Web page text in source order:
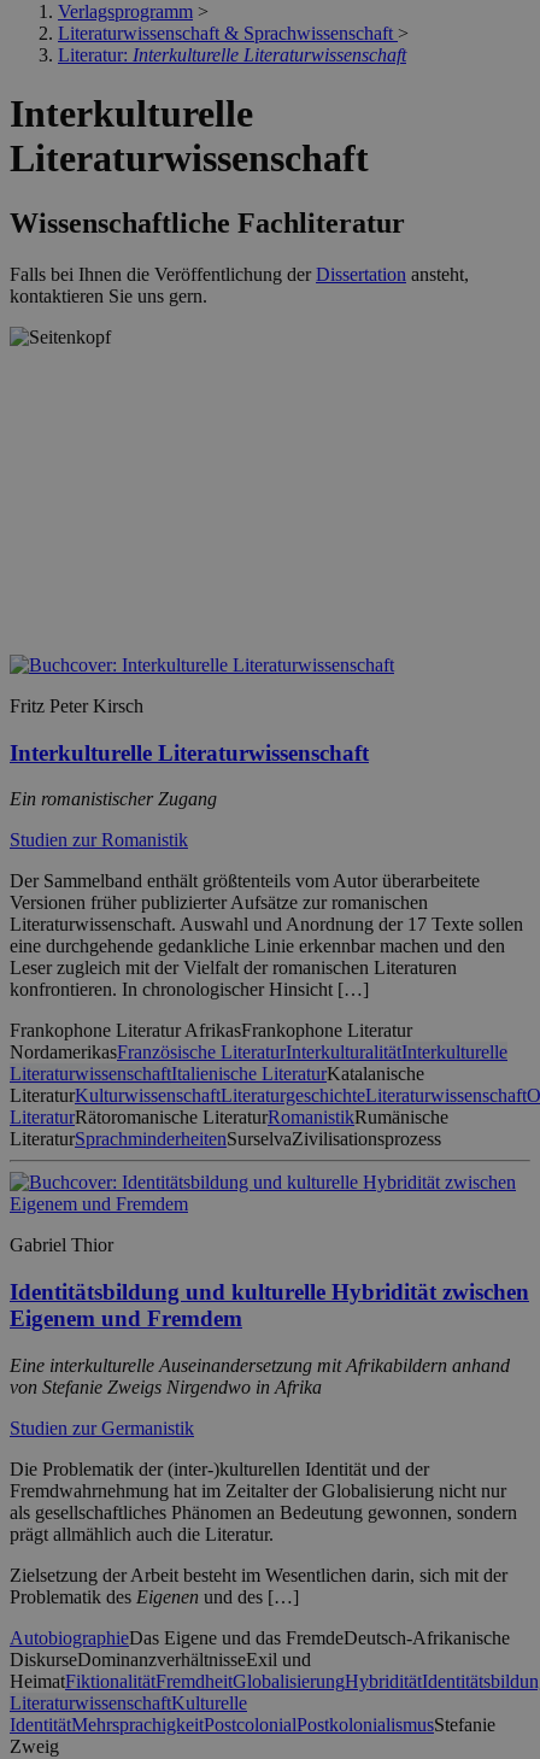
Verlagsprogramm >
Literaturwissenschaft & Sprachwissenschaft >
Literatur: Interkulturelle Literaturwissenschaft
Interkulturelle
Literaturwissenschaft
Wissenschaftliche Fachliteratur
Falls bei Ihnen die Veröffentlichung derDissertation ansteht,
kontaktieren Sie uns gern.
Fritz Peter Kirsch
Interkulturelle Literaturwissenschaft
Ein romanistischer Zugang
Studien zur Romanistik
Der Sammelband enthält größtenteils vom Autor überarbeitete
Versionen früher publizierter Aufsätze zur romanischen
Literaturwissenschaft. Auswahl und Anordnung der 17 Texte sollen
eine durchgehende gedankliche Linie erkennbar machen und den
Leser zugleich mit der Vielfalt der romanischen Literaturen
konfrontieren. In chronologischer Hinsicht […]
Frankophone Literatur AfrikasFrankophone Literatur
NordamerikasFranzösische LiteraturInterkulturalitätInterkulturelle
LiteraturwissenschaftItalienische LiteraturKatalanische
LiteraturKulturwissenschaftLiteraturgeschichteLiteraturwissenschaft
LiteraturRätoromanische LiteraturRomanistikRumänische
LiteraturSprachminderheitenSurselvaZivilisationsprozess
Gabriel Thior
Identitätsbildung und kulturelle Hybridität zwischen
Eigenem und Fremdem
Eine interkulturelle Auseinandersetzung mit Afrikabildern anhand
von Stefanie Zweigs Nirgendwo in Afrika
Studien zur Germanistik
Die Problematik der (inter-)kulturellen Identität und der
Fremdwahrnehmung hat im Zeitalter der Globalisierung nicht nur
als gesellschaftliches Phänomen an Bedeutung gewonnen, sondern
prägt allmählich auch die Literatur.
Zielsetzung der Arbeit besteht im Wesentlichen darin, sich mit der
Problematik des Eigenen und des […]
AutobiographieDas Eigene und das FremdeDeutsch-Afrikanische
DiskurseDominanzverhältnisseExil und
HeimatFiktionalitätFremdheitGlobalisierungHybridität
LiteraturwissenschaftKulturelle
IdentitätMehrsprachigkeitPostcolonialPostkolonialismusStefanie
Zweig